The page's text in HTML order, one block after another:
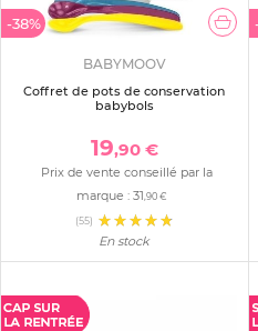
-38%
BABYMOOV
Coffret de pots de conservation
babybols
19,90 €
Prix de vente conseillé par la
marque :31 ,90 €
(55)
En stock